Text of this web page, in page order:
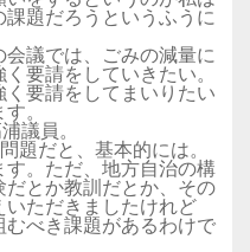
題だろうというふうに
議では、ごみの減量に
要請をしていきたい。
要請をしてまいりたい
。
議員。
だと、基本的には。
。ただ、地方自治の構
だとか教訓だとか、その
いただきましたけれど
むべき課題があるわけで